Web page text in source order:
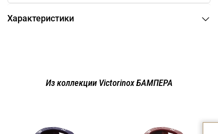
Характеристики
Из коллекции Victorinox БАМПЕРА